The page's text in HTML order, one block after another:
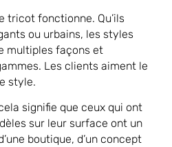
tricot fonctionne. Qu’ils
ou urbains, les styles
multiples façons et
Les clients aiment le
style.
signifie que ceux qui ont
sur leur surface ont un
boutique, d’un concept